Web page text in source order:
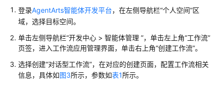
作
搭
建
数
登录AgentArts智能体开发平台，在左侧导航栏“个人空间”区
域，选择目标空间。
单击左侧导航栏“开发中心 > 智能体管理 ”，单击左上角“工作流”
页签，进入工作流应用管理界面，单击右上角“创建工作流”。
选择创建“对话型工作流”，在对应的创建页面，配置工作流相关
信息，具体如图3所示，参数如表1所示。